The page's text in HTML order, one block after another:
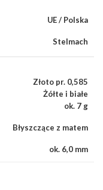
UE / Polska
Stelmach
Złoto pr. 0,585
Żółte i białe
ok. 7 g
Błyszczące z matem
ok. 6,0 mm